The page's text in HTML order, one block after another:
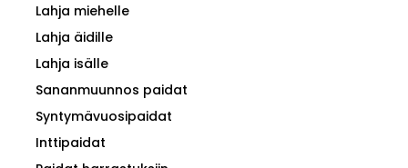
Lahja miehelle
Lahja äidille
Lahja isälle
Sananmuunnos paidat
Syntymävuosipaidat
Inttipaidat